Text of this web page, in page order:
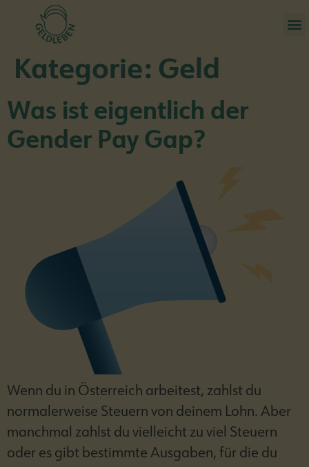
Kategorie: Geld
Was ist eigentlich der
Gender Pay Gap?
Wenn du in Österreich arbeitest, zahlst du
normalerweise Steuern von deinem Lohn. Aber
manchmal zahlst du vielleicht zu viel Steuern
oder es gibt bestimmte Ausgaben, für die du